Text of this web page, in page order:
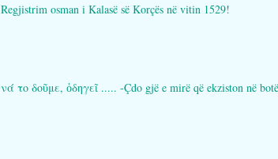
osman i Kalasë së Korçës në vitin 1529!
δοῦμε, ὁδηγεῖ ..... -Çdo gjë e mirë që ekziston në